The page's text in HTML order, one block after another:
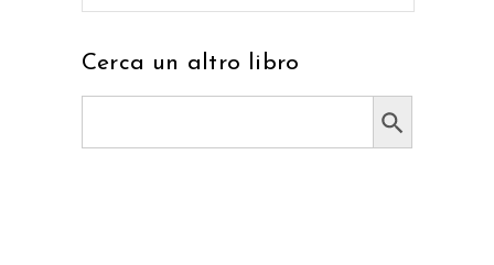
Cerca un altro libro
Search Button